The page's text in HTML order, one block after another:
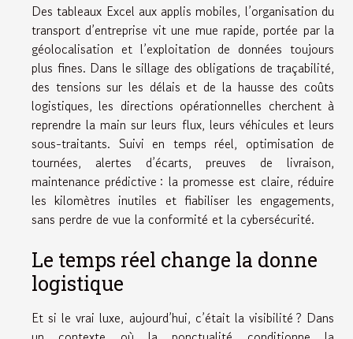
Des tableaux Excel aux applis mobiles, l’organisation du
transport d’entreprise vit une mue rapide, portée par la
géolocalisation et l’exploitation de données toujours
plus fines. Dans le sillage des obligations de traçabilité,
des tensions sur les délais et de la hausse des coûts
logistiques, les directions opérationnelles cherchent à
reprendre la main sur leurs flux, leurs véhicules et leurs
sous-traitants. Suivi en temps réel, optimisation de
tournées, alertes d’écarts, preuves de livraison,
maintenance prédictive : la promesse est claire, réduire
les kilomètres inutiles et fiabiliser les engagements,
sans perdre de vue la conformité et la cybersécurité.
Le temps réel change la donne
logistique
Et si le vrai luxe, aujourd’hui, c’était la visibilité ? Dans